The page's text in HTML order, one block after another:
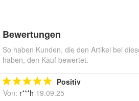
Bewertungen
So haben Kunden, die den Artikel bei
haben, den Kauf bewertet.
Positiv
Von: r***h 19.09.25